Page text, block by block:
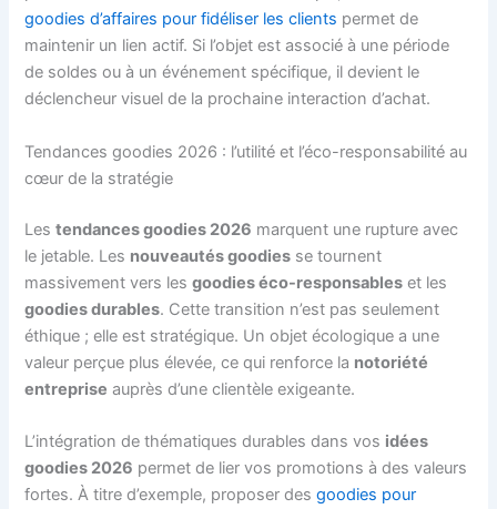
goodies d’affaires pour fidéliser les clients permet de
maintenir un lien actif. Si l’objet est associé à une période
de soldes ou à un événement spécifique, il devient le
déclencheur visuel de la prochaine interaction d’achat.
Tendances goodies 2026 : l’utilité et l’éco-responsabilité au
cœur de la stratégie
Lestendances goodies 2026 marquent une rupture avec
le jetable. Les nouveautés goodies se tournent
massivement vers lesgoodies éco-responsables et les
goodies durables. Cette transition n’est pas seulement
éthique ; elle est stratégique. Un objet écologique a une
valeur perçue plus élevée, ce qui renforce la notoriété
entreprise auprès d’une clientèle exigeante.
L’intégration de thématiques durables dans vos idées
goodies 2026 permet de lier vos promotions à des valeurs
fortes. À titre d’exemple, proposer desgoodies pour